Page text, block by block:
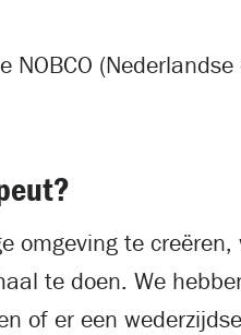
(Nederlandse
omgeving te
te doen. We
of er een